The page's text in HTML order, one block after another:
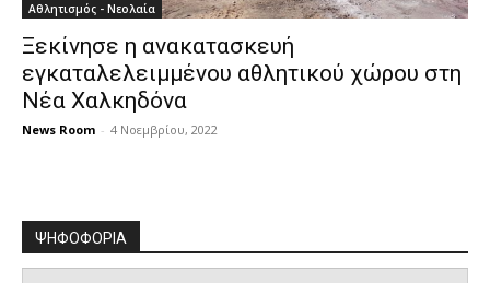
Αθλητισμός - Νεολαία
Ξεκίνησε η ανακατασκευή
εγκαταλελειμμένου αθλητικού χώρου στη
Νέα Χαλκηδόνα
News Room - 4 Νοεμβρίου, 2022
ΨΗΦΟΦΟΡΙΑ